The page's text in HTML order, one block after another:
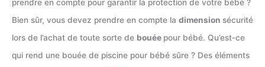
prendre en compte pour garantir la protection de votre bébé ?
Bien sûr, vous devez prendre en compte la dimension sécurité
lors de l’achat de toute sorte de bouée pour bébé. Qu’est-ce
qui rend une bouée de piscine pour bébé sûre ? Des éléments